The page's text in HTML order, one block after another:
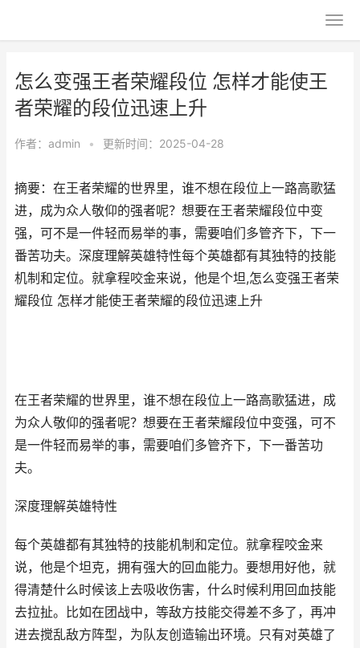
怎么变强王者荣耀段位 怎样才能使王
者荣耀的段位迅速上升
作者： admin • 更新时间：2025-04-28
摘要：在王者荣耀的世界里，谁不想在段位上一路高歌猛
进，成为众人敬仰的强者呢？想要在王者荣耀段位中变
强，可不是一件轻而易举的事，需要咱们多管齐下，下一
番苦功夫。深度理解英雄特性每个英雄都有其独特的技能
机制和定位。就拿程咬金来说，他是个坦,怎么变强王者荣
耀段位 怎样才能使王者荣耀的段位迅速上升
在王者荣耀的世界里，谁不想在段位上一路高歌猛进，成
为众人敬仰的强者呢？想要在王者荣耀段位中变强，可不
是一件轻而易举的事，需要咱们多管齐下，下一番苦功
夫。
深度理解英雄特性
每个英雄都有其独特的技能机制和定位。就拿程咬金来
说，他是个坦克，拥有强大的回血能力。要想用好他，就
得清楚什么时候该上去吸收伤害，什么时候利用回血技能
去拉扯。比如在团战中，等敌方技能交得差不多了，再冲
进去搅乱敌方阵型，为队友创造输出环境。只有对英雄了